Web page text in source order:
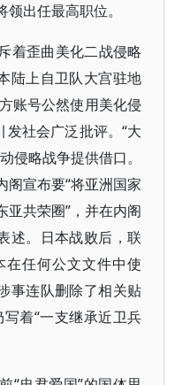
出任最高职位。
着歪曲美化二战侵略
陆上自卫队大宫驻地
账号公然使用美化侵
发社会广泛批评。“大
侵略战争提供借口。
阁宣布要“将亚洲国家
亚共荣圈”，并在内阁
述。日本战败后，联
任何公文文件中使
事连队删除了相关贴
着“一支继承近卫兵